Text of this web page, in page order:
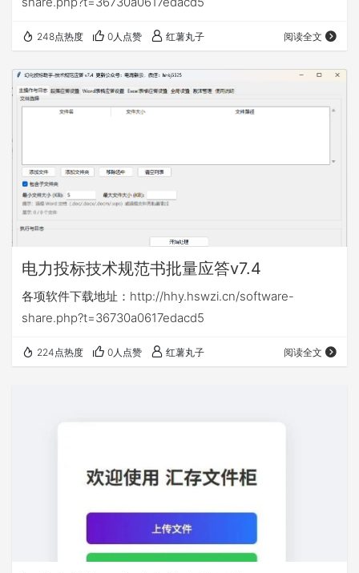
248点热度 0人点赞 红薯丸子 阅读全文
电力投标技术规范书批量应答v7.4
各项软件下载地址：http://hhy.hswzi.cn/software-
share.php?t=36730a0617edacd5
224点热度 0人点赞 红薯丸子 阅读全文